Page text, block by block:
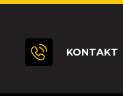
KONTAKT